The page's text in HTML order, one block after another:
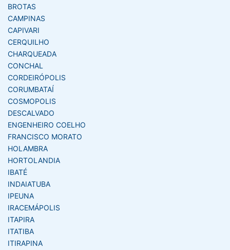
BROTAS
CAMPINAS
CAPIVARI
CERQUILHO
CHARQUEADA
CONCHAL
CORDEIRÓPOLIS
CORUMBATAÍ
COSMOPOLIS
DESCALVADO
ENGENHEIRO COELHO
FRANCISCO MORATO
HOLAMBRA
HORTOLANDIA
IBATÉ
INDAIATUBA
IPEUNA
IRACEMÁPOLIS
ITAPIRA
ITATIBA
ITIRAPINA